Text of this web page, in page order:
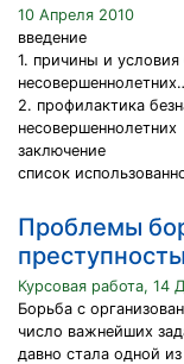
10 Апреля 2010
введение
1. причины и
2. профилактика
несовершеннолетних
заключение
список
Проблемы
Курсовая работа, 14
Борьба с
число важнейших
давно стала одной